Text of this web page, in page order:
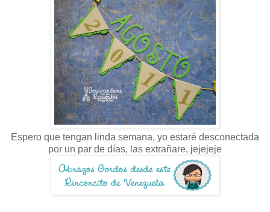
Espero que tengan linda semana, yo estaré desconectada
por un par de días, las extrañare, jejejeje